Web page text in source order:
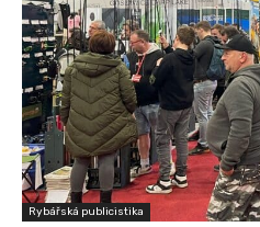
Rybářská publicistika